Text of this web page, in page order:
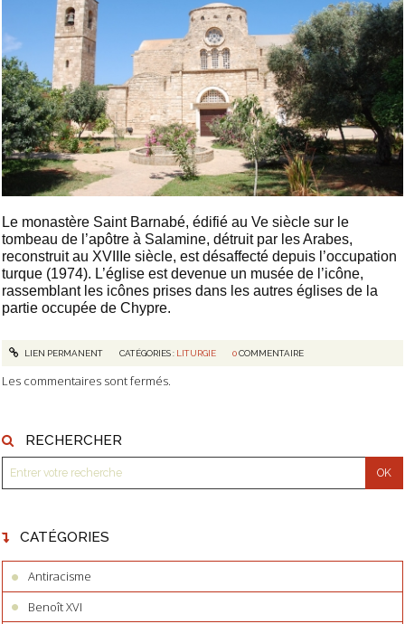
RECHERCHER
CATÉGORIES
Antiracisme
Benoît XVI
Le monastère Saint Barnabé, édifié au Ve siècle sur le
tombeau de l’apôtre à Salamine, détruit par les Arabes,
reconstruit au XVIIIe siècle, est désaffecté depuis l’occupation
turque (1974). L’église est devenue un musée de l’icône,
rassemblant les icônes prises dans les autres églises de la
partie occupée de Chypre.
LIEN PERMANENT CATÉGORIES : LITURGIE 0COMMENTAIRE
Les commentaires sont fermés.